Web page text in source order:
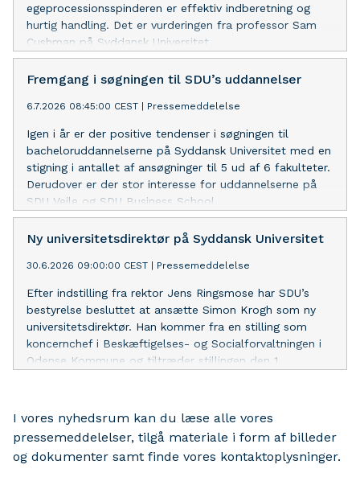
egeprocessionsspinderen er effektiv indberetning og
hurtig handling. Det er vurderingen fra professor Sam
Cushman på Syddansk Universitet.
Fremgang i søgningen til SDU’s uddannelser
6.7.2026 08:45:00 CEST | Pressemeddelelse
Igen i år er der positive tendenser i søgningen til
bacheloruddannelserne på Syddansk Universitet med en
stigning i antallet af ansøgninger til 5 ud af 6 fakulteter.
Derudover er der stor interesse for uddannelserne på
SDU Vejle og SDU Business School.
Ny universitetsdirektør på Syddansk Universitet
30.6.2026 09:00:00 CEST | Pressemeddelelse
Efter indstilling fra rektor Jens Ringsmose har SDU’s
bestyrelse besluttet at ansætte Simon Krogh som ny
universitetsdirektør. Han kommer fra en stilling som
koncernchef i Beskæftigelses- og Socialforvaltningen i
Odense Kommune og tiltræder stillingen den 1.
I vores nyhedsrum kan du læse alle vores
pressemeddelelser, tilgå materiale i form af billeder
og dokumenter samt finde vores kontaktoplysninger.